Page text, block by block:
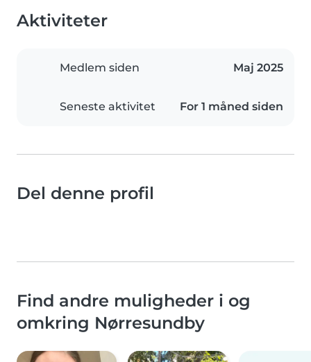
Aktiviteter
Medlem siden Maj 2025
Seneste aktivitet For 1 måned siden
Del denne profil
Find andre muligheder i og
omkring Nørresundby